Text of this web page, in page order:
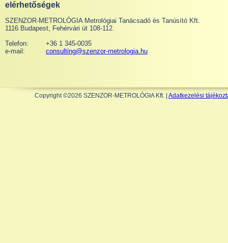
elérhetőségek
SZENZOR-METROLÓGIA Metrológiai Tanácsadó és Tanúsító Kft.
1116 Budapest, Fehérvári út 108-112.
Telefon:
+36 1 345-0035
e-mail:
consulting@szenzor-metrologia.hu
Copyright ©2026 SZENZOR-METROLÓGIA Kft. | Adatkezelési